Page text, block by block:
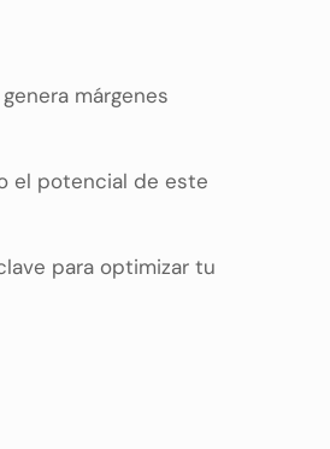
márgenes
el potencial de este
para optimizar tu